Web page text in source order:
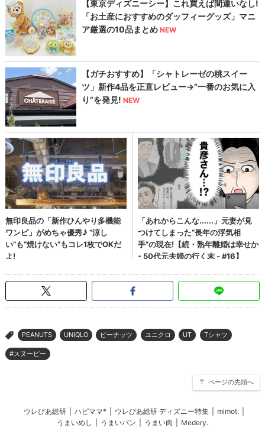
> PEANUTS UNIQLO ピーナッツ ユニクロ UT Tシャツ
#スヌーピー
ページの先頭へ
ウレぴあ総研 ハピママ* ウレぴあ総研 ディズニー特集 mimot.
うまいめし
うまいパン うまい肉 Medery.